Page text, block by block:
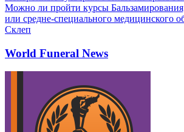
Можно ли пройти курсы
или средне-специального медицинского
Склеп
World Funeral News